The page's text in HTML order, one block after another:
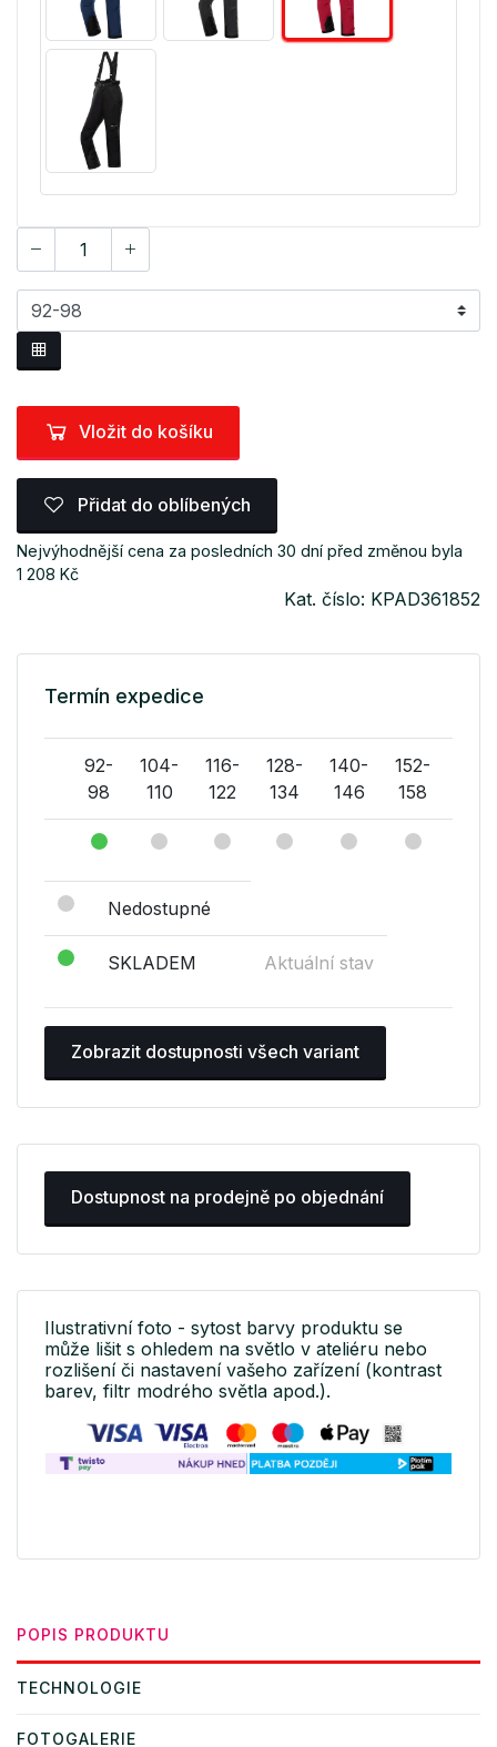
Vložit do košíku
Přidat do oblíbených
Nejvýhodnější cena za posledních 30 dní před změnou byla
1 208 Kč
Kat. číslo: KPAD361852
Termín expedice
92-
98
104-
110
116-
122
128-
134
140-
146
152-
158
Nedostupné
SKLADEM Aktuální stav
Zobrazit dostupnosti všech variant
Dostupnost na prodejně po objednání
Ilustrativní foto - sytost barvy produktu se
může lišit s ohledem na světlo v ateliéru nebo
rozlišení či nastavení vašeho zařízení (kontrast
barev, filtr modrého světla apod.).
POPIS PRODUKTU
TECHNOLOGIE
FOTOGALERIE